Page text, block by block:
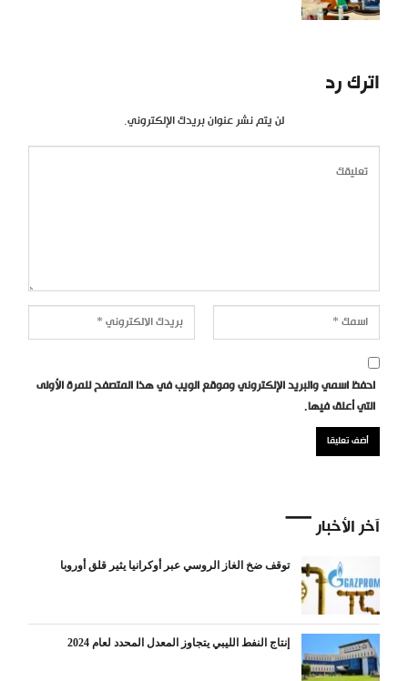
اترك رد
لن يتم نشر عنوان بريدك الإلكتروني.
احفظ اسمي والبريد الإلكتروني وموقع الويب في هذا المتصفح للمرة الأولى
التي أعلق فيها.
آخر الأخبار
توقف ضخ الغاز الروسي عبر أوكرانيا يثير قلق أوروبا
إنتاج النفط الليبي يتجاوز المعدل المحدد لعام 2024